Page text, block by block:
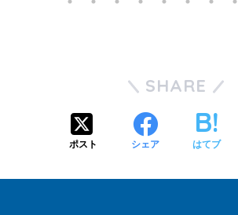
SHARE
ポスト シェア はてブ